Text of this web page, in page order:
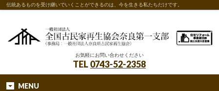
伝統あるものを受け継いでいくことができるのは、今を生きる私たちだけです。
お気軽にお問い合わせください
TEL 0743-52-2358
MENU